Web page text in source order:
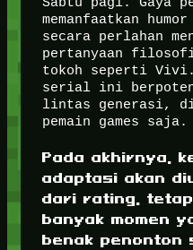
memanfaatkan
secara perlahan
pertanyaan
tokoh seperti
serial ini
lintas generasi,
pemain games saja.
Pada akhirnya,
adaptasi akan
dari rating,
banyak momen
benak penonton